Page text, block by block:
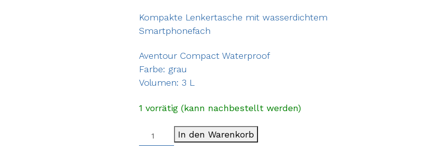
Kompakte Lenkertasche mit wasserdichtem
Smartphonefach
Aventour Compact Waterproof
Farbe: grau
Volumen: 3 L
1 vorrätig (kann nachbestellt werden)
In den Warenkorb